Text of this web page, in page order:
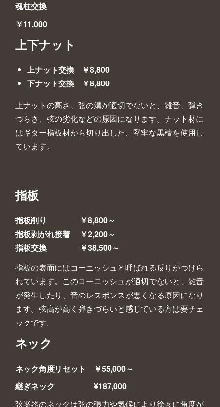
魂柱交換
￥11,000
上下ナット
上ナット交換 ￥8,800
下ナット交換 ￥8,800
上ナットの高さ、弦の溝が適切でないと、雑音、弾き
づらさ、弦の劣化などの原因になります。ナット材に
はギター指板材から切り出した、堅牢な黒檀を使用し
ています。
指板
指板削り ￥8,800～
指板剥がれ接着 ￥2,200～
指板交換 ￥38,500～
指板の表面にはコーニッシュと呼ばれる反りがつけら
れています。このコーニッシュが適切でないと、雑音
が発生したり、音のレスポンスが悪くなる原因になり
ます。弦高が高く弾きづらいと感じている方は要チェ
ックです。
ネック
ネック角度リセット ￥55,000～
継ぎネック ¥187,000
弦楽器のネックは弦の張力や気候により徐々に角度が